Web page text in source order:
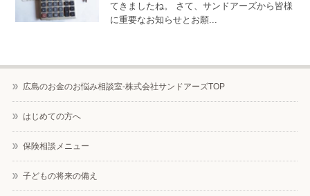
てきましたね。 さて、サンドアーズから皆様
に重要なお知らせとお願...
広島のお金のお悩み相談室-株式会社サンドアーズTOP
はじめての方へ
保険相談メニュー
子どもの将来の備え